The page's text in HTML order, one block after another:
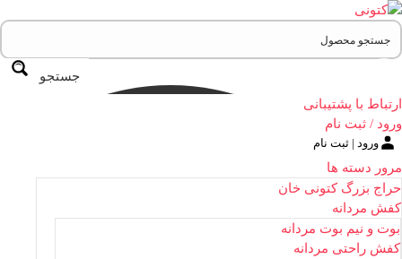
جستجو
ارتباط با پشتیبانی
ورود / ثبت نام
ورود | ثبت نام
مرور دسته ها
حراج بزرگ کتونی خان
کفش مردانه
بوت و نیم بوت مردانه
کفش راحتی مردانه